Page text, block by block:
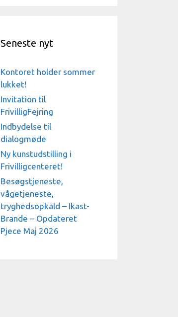
Seneste nyt
Kontoret holder sommer
lukket!
Invitation til
FrivilligFejring
Indbydelse til
dialogmøde
Ny kunstudstilling i
Frivilligcenteret!
Besøgstjeneste,
vågetjeneste,
tryghedsopkald – Ikast-
Brande – Opdateret
Pjece Maj 2026